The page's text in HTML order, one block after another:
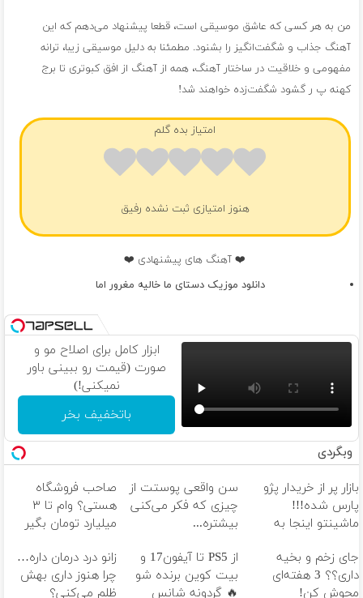
من به هر کسی که عاشق موسیقی است، قطعا پیشنهاد می‌دهم که این
آهنگ جذاب و شگفت‌انگیز را بشنود. مطمئنا به دلیل موسیقی زیبا، ترانه
مفهومی و خلاقیت در ساختار آهنگ، همه از آهنگ از افق کبوتری تا برج
کهنه پ ر گشود شگفت‌زده خواهند شد!
امتیاز بده گلم
هنوز امتیازی ثبت نشده رفیق
❤️ آهنگ های پیشنهادی ❤️
دانلود موزیک دستای ما خالیه مغرور اما
ابزار کامل برای اصلاح مو و
صورت (قیمت رو ببینی باور
نمیکنی!)
باتخفیف بخر
وبگردی
بازار پر از خریدار پژو
پارس شده!!!
ماشینتو اینجا به
سن واقعی پوستت از
چیزی که فکر می‌کنی
بیشتره...
صاحب فروشگاه
هستی؟ وام تا ۳
میلیارد تومان بگیر
جای زخم و بخیه
داری؟؟ 3 هفته‌ای
محوش کن!
از PS5 تا آیفون17 و
بیت کوین برنده شو
🔥 گردونه شانس
زانو درد درمان داره…
چرا هنوز داری بهش
ظلم می‌کنی؟